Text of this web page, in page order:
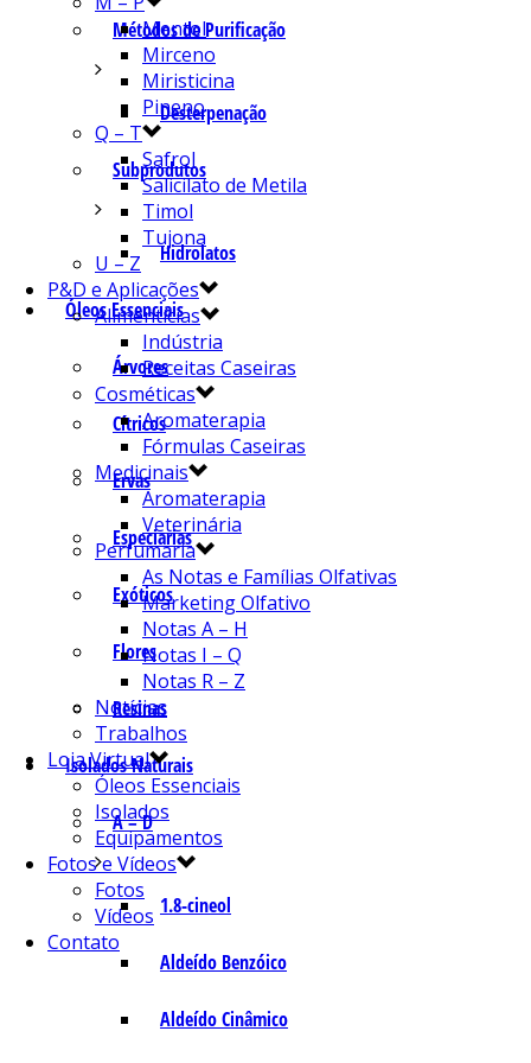
Métodos de Purificação
Desterpenação
Subprodutos
Hidrolatos
Óleos Essenciais
Árvores
Cítricos
Ervas
Especiarias
Exóticos
Flores
Resinas
Isolados Naturais
A – D
1.8-cineol
Aldeído Benzóico
Aldeído Cinâmico
Mentol
Mirceno
Miristicina
Pineno
Q – T
Safrol
Salicilato de Metila
Timol
Tujona
U – Z
P&D e Aplicações
Alimentícias
Indústria
Receitas Caseiras
Cosméticas
Aromaterapia
Fórmulas Caseiras
Medicinais
Aromaterapia
Veterinária
Perfumaria
As Notas e Famílias Olfativas
Marketing Olfativo
Notas A – H
Notas I – Q
Notas R – Z
Notícias
Trabalhos
Loja Virtual
Óleos Essenciais
Isolados
Equipamentos
Fotos e Vídeos
Fotos
Vídeos
Contato